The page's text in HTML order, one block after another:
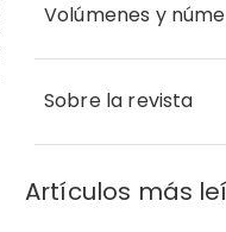
Volúmenes y
Sobre la revista
Artículos más